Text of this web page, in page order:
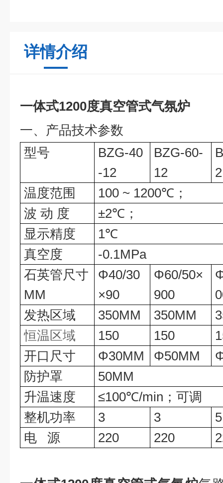
详情介绍
一体式1200度真空管式气氛炉
一、 产品技术参数
型号
BZG-40
-12
BZG-60-
12
2
温度范围
100 ~ 1200℃；
波 动 度 ±2℃；
显示精度
1℃
真空度
-0.1MPa
石英管尺寸
MM
Φ40/30
×90
Φ60/50×
900
发热区域
350MM 350MM
恒温区域
150 150
开口尺寸
Φ30MM Φ50MM
防护罩
50MM
升温速度
≤100℃/min ； 可调
整机功率
3 3
5
电
源 220 220